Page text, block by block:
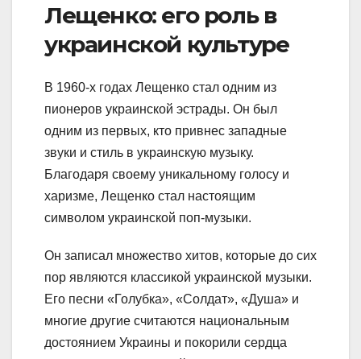
Лещенко: его роль в
украинской культуре
В 1960-х годах Лещенко стал одним из
пионеров украинской эстрады. Он был
одним из первых, кто привнес западные
звуки и стиль в украинскую музыку.
Благодаря своему уникальному голосу и
харизме, Лещенко стал настоящим
символом украинской поп-музыки.
Он записал множество хитов, которые до сих
пор являются классикой украинской музыки.
Его песни «Голубка», «Солдат», «Душа» и
многие другие считаются национальным
достоянием Украины и покорили сердца